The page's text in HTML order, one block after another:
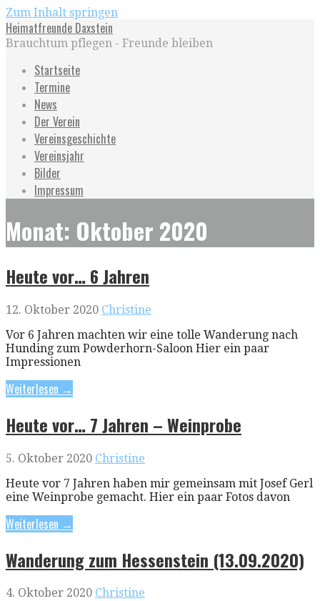
Zum Inhalt springen
Heimatfreunde Daxstein
Brauchtum pflegen - Freunde bleiben
Startseite
Termine
News
Der Verein
Vereinsgeschichte
Vereinsjahr
Bilder
Impressum
Monat: Oktober 2020
Heute vor… 6 Jahren
12. Oktober 2020 Christine
Vor 6 Jahren machten wir eine tolle Wanderung nach
Hunding zum Powderhorn-Saloon Hier ein paar
Impressionen
Weiterlesen →
Heute vor… 7 Jahren – Weinprobe
5. Oktober 2020 Christine
Heute vor 7 Jahren haben mir gemeinsam mit Josef Gerl
eine Weinprobe gemacht. Hier ein paar Fotos davon
Weiterlesen →
Wanderung zum Hessenstein (13.09.2020)
4. Oktober 2020 Christine